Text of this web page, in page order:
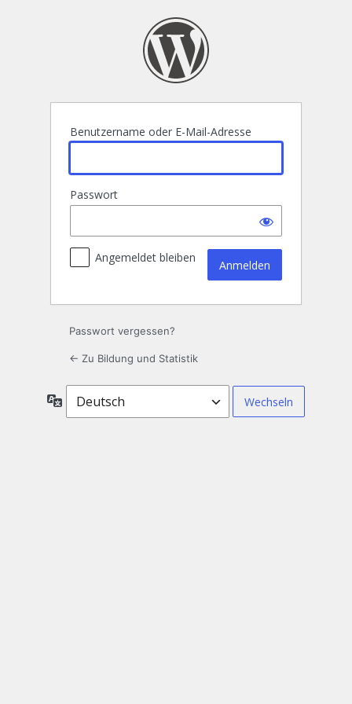
Benutzername oder E-Mail-Adresse
Passwort
Angemeldet bleiben
Passwort vergessen?
← Zu Bildung und Statistik
Sprache